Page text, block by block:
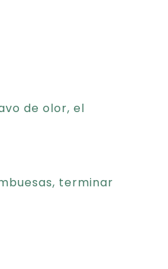
de olor, el
terminar